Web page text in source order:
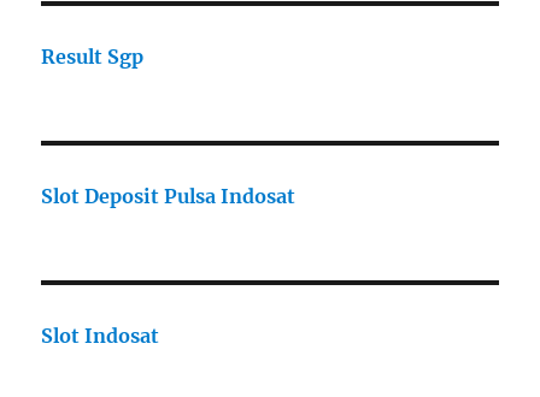
Result Sgp
Slot Deposit Pulsa Indosat
Slot Indosat